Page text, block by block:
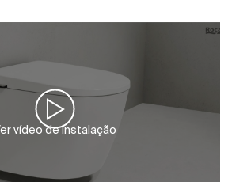
vídeo de instalação